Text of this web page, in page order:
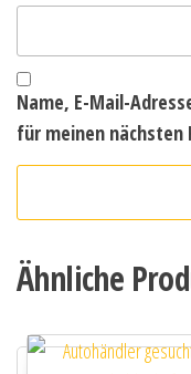
Name, E-Mail-
für meinen nächsten
Ähnliche